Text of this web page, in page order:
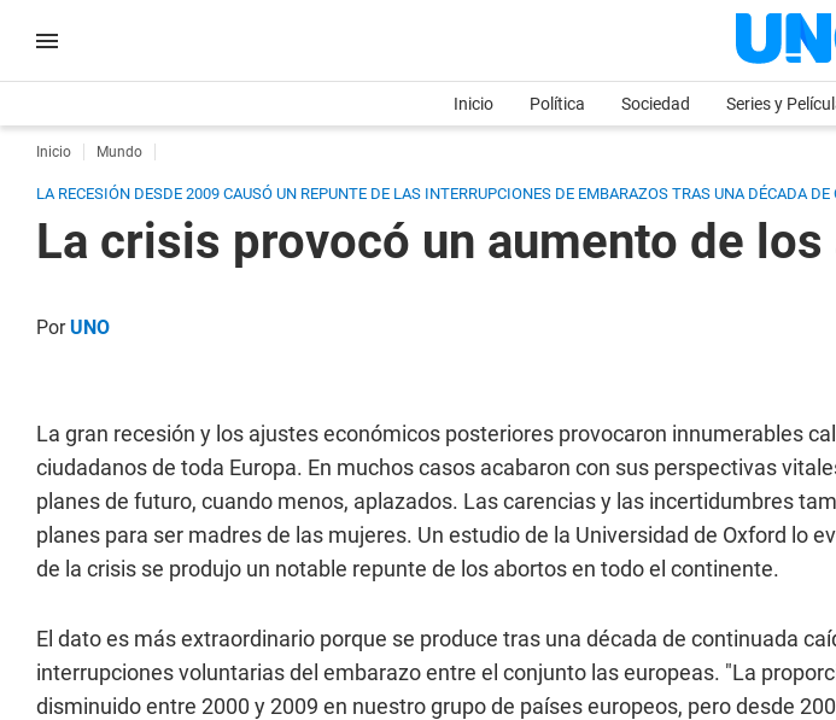
Inicio Política Sociedad Series y
Inicio Mundo
LA RECESIÓN DESDE 2009 CAUSÓ UN REPUNTE DE LAS INTERRUPCIONES DE EMBARAZOS TRAS UNA DÉCADA DE
La crisis provocó un aumento de
PorUNO
La gran recesión y los ajustes económicos posteriores provocaron innumerables
ciudadanos de toda Europa. En muchos casos acabaron con sus perspectivas
planes de futuro, cuando menos, aplazados. Las carencias y las incertidumbres
planes para ser madres de las mujeres. Un estudio de la Universidad de Oxford lo
de la crisis se produjo un notable repunte de los abortos en todo el continente.
El dato es más extraordinario porque se produce tras una década de continuada
interrupciones voluntarias del embarazo entre el conjunto las europeas. "La
disminuido entre 2000 y 2009 en nuestro grupo de países europeos, pero desde